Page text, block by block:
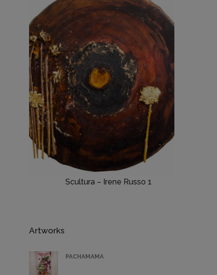
Scultura – Irene Russo 1
Artworks
PACHAMAMA